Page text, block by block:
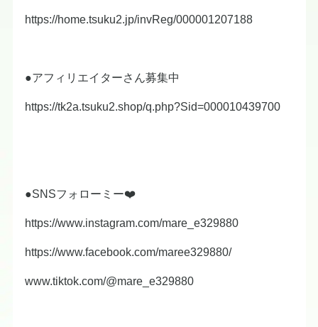
https://home.tsuku2.jp/invReg/000001207188
●アフィリエイターさん募集中
https://tk2a.tsuku2.shop/q.php?Sid=000010439700
●SNSフォローミー❤️
https://www.instagram.com/mare_e329880
https://www.facebook.com/maree329880/
www.tiktok.com/@mare_e329880